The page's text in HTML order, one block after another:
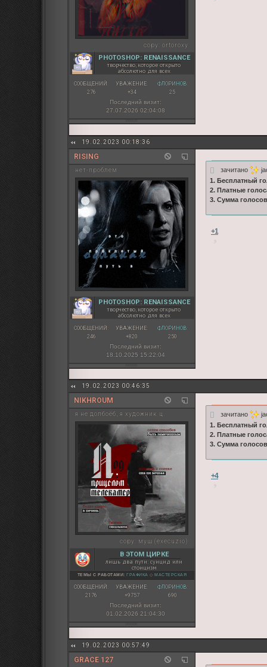
copy: ortoroxy
PHOTOSHOP: RENAISSANCE
творчество, которое открыто
абсолютно для всех
СООБЩЕНИЙ:
276
УВАЖЕНИЕ:
+34
ФЛОРИНОВ:
25
Последний визит:
27.07.2026 02:04:08
19.02.2023 00:18:36
RISING
нет-проблем
PHOTOSHOP: RENAISSANCE
творчество, которое открыто
абсолютно для всех
СООБЩЕНИЙ:
246
УВАЖЕНИЕ:
+820
ФЛОРИНОВ:
250
Последний визит:
18.10.2025 15:22:04
зачитано
1. Бесплатный
2. Платные
3. Сумма
+1
19.02.2023 00:46:35
NIKHROUM
я не долбоёб, я художник ц.
copy: муш (execuzio)
В ЭТОМ ЦИРКЕ
лишь два пути: суицид или
стоицизм
ТЕМЫ С РАБОТАМИ: ГРАФИКА ◇ МАСТЕРСКАЯ
СООБЩЕНИЙ:
2176
УВАЖЕНИЕ:
+9757
ФЛОРИНОВ:
690
Последний визит:
01.02.2026 21:04:30
зачитано
1. Бесплатный
2. Платные
3. Сумма
+4
19.02.2023 00:57:49
GRACE 127